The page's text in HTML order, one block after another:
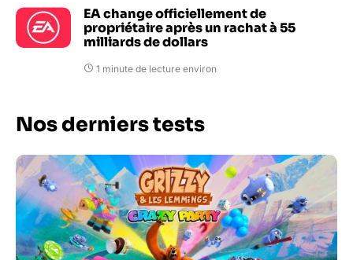
EA change officiellement de
propriétaire après un rachat à 55
milliards de dollars
1 minute de lecture environ
Nos derniers tests